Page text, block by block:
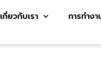
เกี่ยวกับเรา การทำง